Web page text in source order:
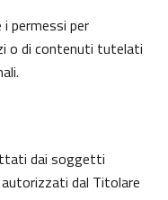
permessi per
o di contenuti tutelati
dai soggetti
dal Titolare